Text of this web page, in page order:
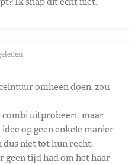
omheen doen, zou
combi uitprobeert, maar
op geen enkele manier
dus niet tot hun recht.
geen tijd had om het haar